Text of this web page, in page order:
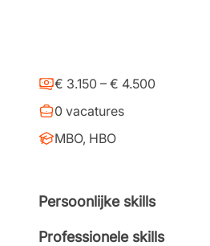
€ 3.150 – € 4.500
0 vacatures
MBO, HBO
Persoonlijke skills
Professionele skills